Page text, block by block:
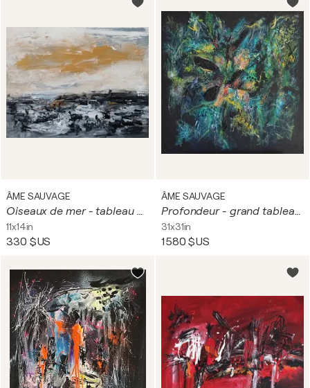
ÂME SAUVAGE
Oiseaux de mer - tableau abstrait noir et or
11x14in
330 $US
ÂME SAUVAGE
Profondeur - grand tableau abstrait noir avec reliefs et matières
31x31in
1 580 $US